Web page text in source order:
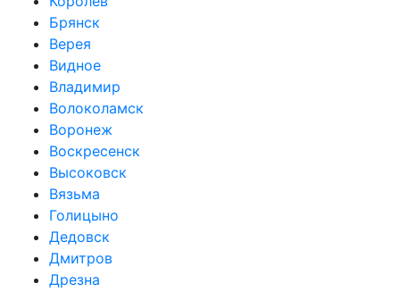
Брянск
Верея
Видное
Владимир
Волоколамск
Воронеж
Воскресенск
Высоковск
Вязьма
Голицыно
Дедовск
Дмитров
Дрезна